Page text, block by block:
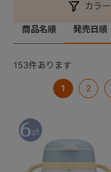
カラ
商品名順 発売日順
153件あります
1 2